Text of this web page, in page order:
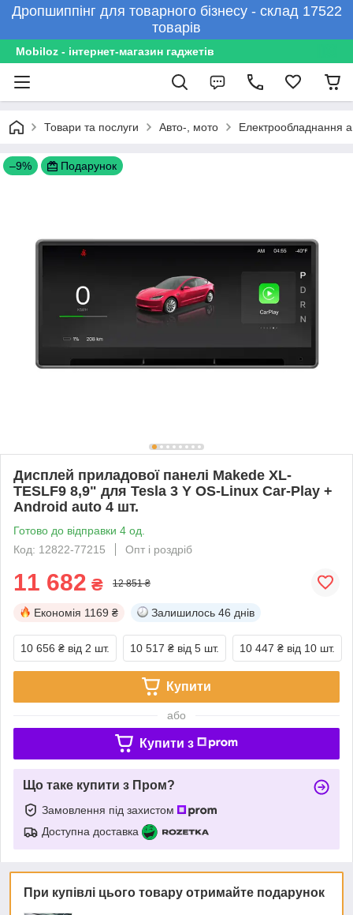
Дропшиппінг для товарного бізнесу - склад 17522
товарів
Mobiloz - інтернет-магазин гаджетів
Товари та послуги Авто-, мото Електрообладнання
–9% Подарунок
Дисплей приладової панелі Makede XL-
TESLF9 8,9" для Tesla 3 Y OS-Linux Car-Play +
Android auto 4 шт.
Готово до відправки 4 од.
Код: 12822-77215
Опт і роздріб
11 682 ₴ 12 851 ₴
Економія 1169 ₴ Залишилось 46 днів
10 656 ₴ від 2 шт. 10 517 ₴ від 5 шт. 10 447 ₴ від 10 шт.
Купити
або
Купити з
Що таке купити з Пром?
Замовлення під захистом
Доступна доставка
При купівлі цього товару отримайте подарунок